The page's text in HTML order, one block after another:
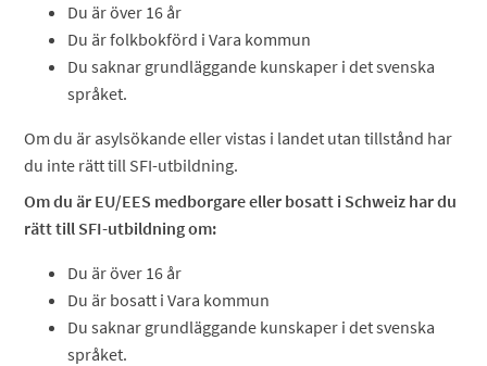
Du är över 16 år
Du är folkbokförd i Vara kommun
Du saknar grundläggande kunskaper i det svenska
språket.
Om du är asylsökande eller vistas i landet utan tillstånd har
du inte rätt till SFI-utbildning.
Om du är EU/EES medborgare eller bosatt i Schweiz har du
rätt till SFI-utbildning om:
Du är över 16 år
Du är bosatt i Vara kommun
Du saknar grundläggande kunskaper i det svenska
språket.